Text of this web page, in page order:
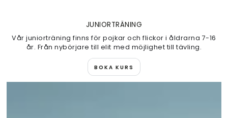
JUNIORTRÄNING
Vår juniorträning finns för pojkar och flickor i åldrarna 7-16
år. Från nybörjare till elit med möjlighet till tävling.
BOKA KURS